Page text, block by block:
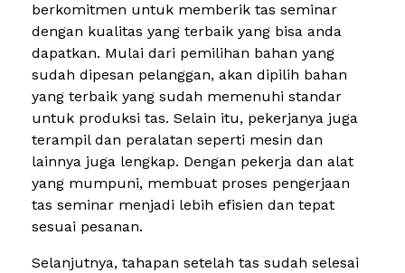
berkomitmen untuk memberik tas seminar
dengan kualitas yang terbaik yang bisa anda
dapatkan. Mulai dari pemilihan bahan yang
sudah dipesan pelanggan, akan dipilih bahan
yang terbaik yang sudah memenuhi standar
untuk produksi tas. Selain itu, pekerjanya juga
terampil dan peralatan seperti mesin dan
lainnya juga lengkap. Dengan pekerja dan alat
yang mumpuni, membuat proses pengerjaan
tas seminar menjadi lebih efisien dan tepat
sesuai pesanan.
Selanjutnya, tahapan setelah tas sudah selesai